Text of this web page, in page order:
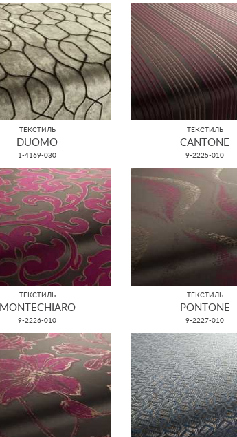
ТЕКСТИЛЬ
DUOMO
1-4169-030
ТЕКСТИЛЬ
CANTONE
9-2225-010
ТЕКСТИЛЬ
MONTECHIARO
9-2226-010
ТЕКСТИЛЬ
PONTONE
9-2227-010